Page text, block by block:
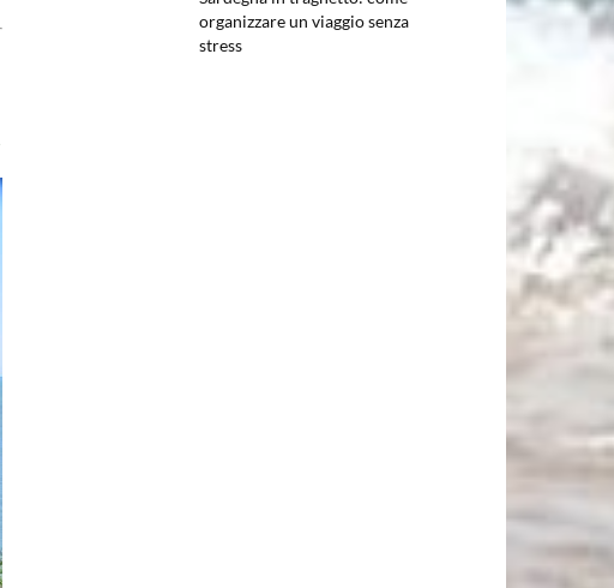
organizzare un viaggio senza
stress